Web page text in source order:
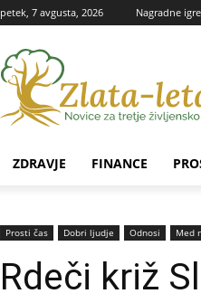
petek, 7 avgusta, 2026 Nagradne igre
ZDRAVJE FINANCE
Prosti čas Dobri ljudje Odnosi Med
Rdeči križ